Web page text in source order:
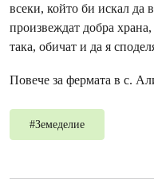
всеки, който би искал да
произвеждат добра
така, обичат и да я
Повече за фермата в с.
#Земеделие